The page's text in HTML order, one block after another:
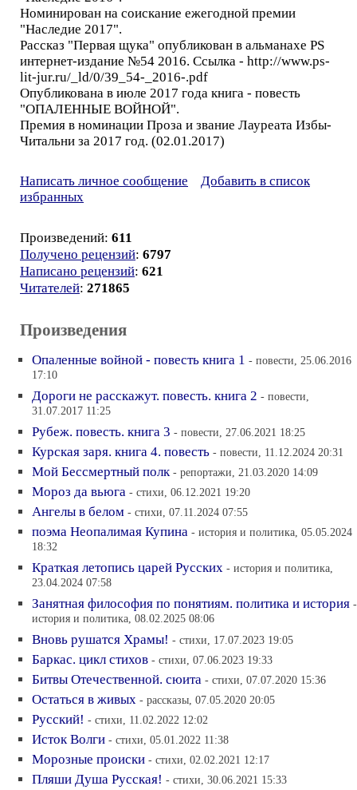
Номинирован на соискание ежегодной премии
"Наследие 2017".
Рассказ "Первая щука" опубликован в альманахе PS
интернет-издание №54 2016. Ссылка - http://www.ps-
lit-jur.ru/_ld/0/39_54-_2016-.pdf
Опубликована в июле 2017 года книга - повесть
"ОПАЛЕННЫЕ ВОЙНОЙ".
Премия в номинации Проза и звание Лауреата Избы-
Читальни за 2017 год. (02.01.2017)
Написать личное сообщение
Добавить в список
избранных
Произведений: 611
Получено рецензий: 6797
Написано рецензий: 621
Читателей: 271865
Произведения
Опаленные войной - повесть книга 1 - повести, 25.06.2016
17:10
Дороги не расскажут. повесть. книга 2 - повести,
31.07.2017 11:25
Рубеж. повесть. книга 3 - повести, 27.06.2021 18:25
Курская заря. книга 4. повесть - повести, 11.12.2024 20:31
Мой Бессмертный полк - репортажи, 21.03.2020 14:09
Мороз да вьюга - стихи, 06.12.2021 19:20
Ангелы в белом - стихи, 07.11.2024 07:55
поэма Неопалимая Купина - история и политика, 05.05.2024
18:32
Краткая летопись царей Русских - история и политика,
23.04.2024 07:58
Занятная философия по понятиям. политика и история -
история и политика, 08.02.2025 08:06
Вновь рушатся Храмы! - стихи, 17.07.2023 19:05
Баркас. цикл стихов - стихи, 07.06.2023 19:33
Битвы Отечественной. сюита - стихи, 07.07.2020 15:36
Остаться в живых - рассказы, 07.05.2020 20:05
Русский! - стихи, 11.02.2022 12:02
Исток Волги - стихи, 05.01.2022 11:38
Морозные происки - стихи, 02.02.2021 12:17
Пляши Душа Русская! - стихи, 30.06.2021 15:33